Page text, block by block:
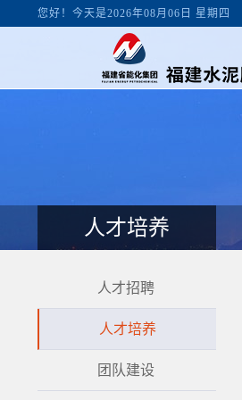
您好！今天是2026年08月06日 星期四
人才培养
人才招聘
人才培养
团队建设